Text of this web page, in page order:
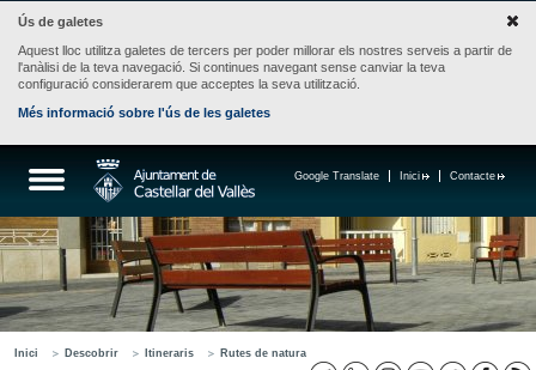
Ús de galetes
Aquest lloc utilitza galetes de tercers per poder millorar els nostres serveis a partir de
l'anàlisi de la teva navegació. Si continues navegant sense canviar la teva
configuració considerarem que acceptes la seva utilització.
Més informació sobre l'ús de les galetes
Contacte
Inici
Google Translate
Inici Descobrir Itineraris Rutes de natura